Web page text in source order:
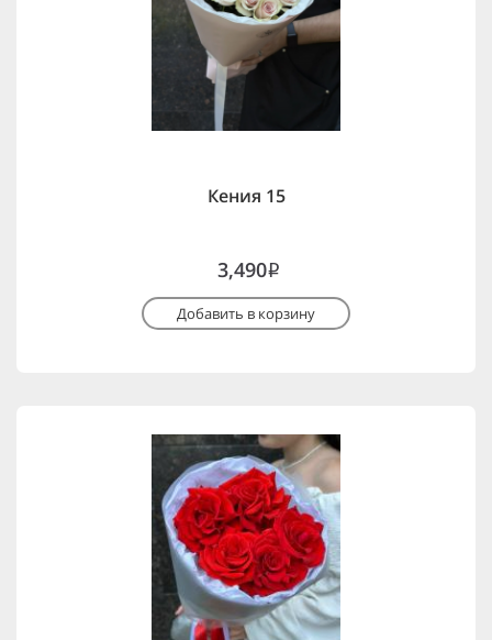
Кения 15
3,490i
Добавить в корзину